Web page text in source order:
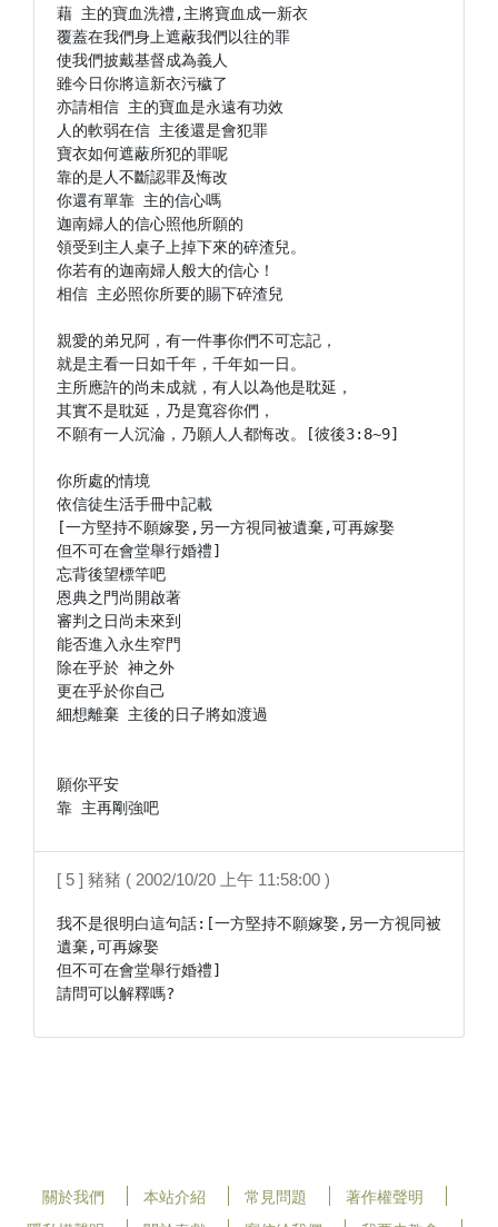
藉 主的寶血洗禮,主將寶血成一新衣
覆蓋在我們身上遮蔽我們以往的罪
使我們披戴基督成為義人
雖今日你將這新衣污穢了
亦請相信 主的寶血是永遠有功效
人的軟弱在信 主後還是會犯罪
寶衣如何遮蔽所犯的罪呢
靠的是人不斷認罪及悔改
你還有單靠 主的信心嗎
迦南婦人的信心照他所願的
領受到主人桌子上掉下來的碎渣兒。
你若有的迦南婦人般大的信心！
相信 主必照你所要的賜下碎渣兒
親愛的弟兄阿，有一件事你們不可忘記，
就是主看一日如千年，千年如一日。
主所應許的尚未成就，有人以為他是耽延，
其實不是耽延，乃是寬容你們，
不願有一人沉淪，乃願人人都悔改。[彼後3:8~9]
你所處的情境
依信徒生活手冊中記載
[一方堅持不願嫁娶,另一方視同被遺棄,可再嫁娶
但不可在會堂舉行婚禮]
忘背後望標竿吧
恩典之門尚開啟著
審判之日尚未來到
能否進入永生窄門
除在乎於 神之外
更在乎於你自己
細想離棄 主後的日子將如渡過
願你平安
靠 主再剛強吧
[ 5 ] 豬豬 ( 2002/10/20 上午 11:58:00 )
我不是很明白這句話:[一方堅持不願嫁娶,另一方視同被
遺棄,可再嫁娶
但不可在會堂舉行婚禮]
請問可以解釋嗎?
關於我們 本站介紹 常見問題
著作權聲明